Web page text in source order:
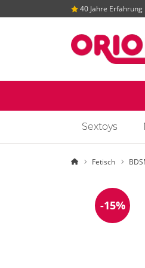
40 Jahre Erfahrung
Sextoys
Startseite
Fetisch
-15%